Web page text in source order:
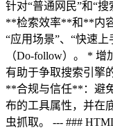
针对“普通网民”和“
**检索效率**和**内
“应用场景”、“快速
（Do-follow）。 * 增
有助于争取搜索引擎
**合规与信任**：避
布的工具属性，并在
虫抓取。 --- ###